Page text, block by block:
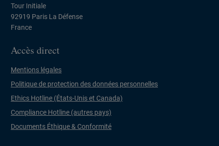
Tour Initiale
92919 Paris La Défense
France
Accès direct
Mentions légales
Politique de protection des données personnelles
Ethics Hotline (États-Unis et Canada)
Compliance Hotline (autres pays)
Documents Éthique & Conformité